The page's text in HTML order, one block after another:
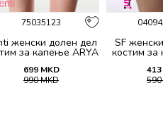
75035123
женски долен дел
за капење ARYA
699 MKD
990MKD
SF
костим
413
590